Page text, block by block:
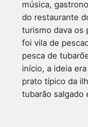
música,
do restaurante
turismo dava os
foi vila de
pesca de
início, a ideia
prato típico da
tubarão salgado